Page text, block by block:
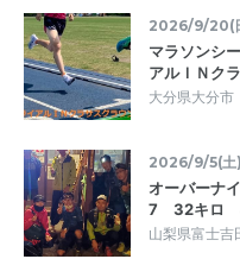
2026/9/20(
マラソンシ
アルＩＮク
大分県大分市
2026/9/5(
オーバーナ
7 32キロ
山梨県富士吉